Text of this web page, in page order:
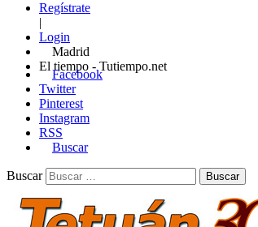
Regístrate
|
Login
Madrid
El tiempo - Tutiempo.net
Facebook
Twitter
Pinterest
Instagram
RSS
Buscar
Buscar